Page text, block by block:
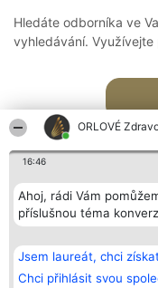
ORLOVÉ
16:46
Ahoj, rádi Vám
příslušnou téma
Jsem laureát, chci
Chci přihlásit svou
Hledáte odborníka ve
vyhledávání.
Bright Side Solutions sp. z o.
o. sp. k.
ul. Ruska 22
Wrocław 50-079